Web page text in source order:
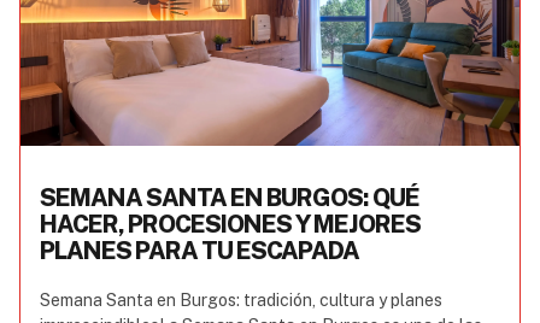
SEMANA SANTA EN BURGOS: QUÉ
HACER, PROCESIONES Y MEJORES
PLANES PARA TU ESCAPADA
Semana Santa en Burgos: tradición, cultura y planes